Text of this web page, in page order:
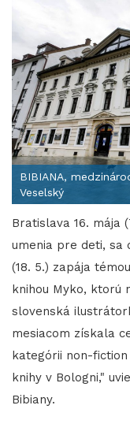
BIBIANA,
Veselský
Bratislava 16. mája
umenia pre deti, sa
(18. 5.) zapája
knihou Myko, ktorú
slovenská
mesiacom získala
kategórii non-
knihy v Bologni,"
Bibiany.